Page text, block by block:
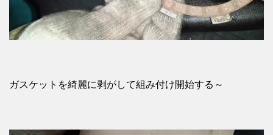
ガスケットを綺麗に剥がして組み付け開始する～